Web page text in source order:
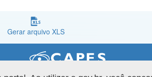
Gerar arquivo XLS